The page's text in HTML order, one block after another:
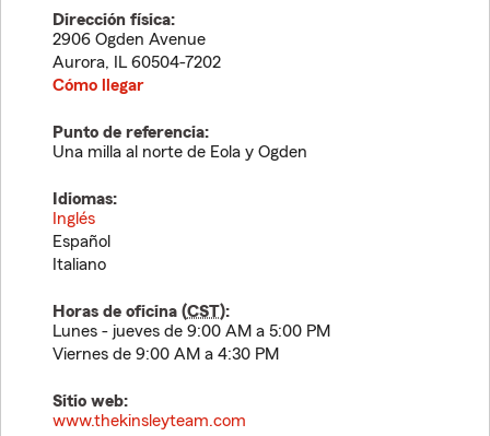
Dirección física:
2906 Ogden Avenue
Aurora, IL 60504-7202
Cómo llegar
Punto de referencia:
Una milla al norte de Eola y Ogden
Idiomas:
Inglés
Español
Italiano
Horas de oficina (CST):
Lunes - jueves de 9:00 AM a 5:00 PM
Viernes de 9:00 AM a 4:30 PM
Sitio web:
www.thekinsleyteam.com